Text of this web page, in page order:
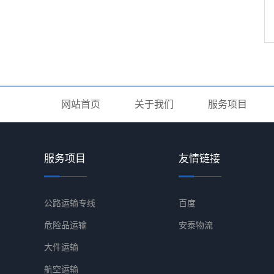
网站首页 关于我们 服务项目
服务项目
公路运输专线
危险品运输
大件运输
航空运输
友情链接
百度
安泰物流